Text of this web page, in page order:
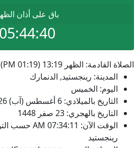
باق على أذان
05:44:40
الصلاة القادمة: الظهر 13:19 (01:19 PM)
المدينة: رينجستيد, الدنمارك
اليوم: الخميس
التاريخ بالميلادي: 6 أغسطس (آب) 2026
التاريخ بالهجري: 23 صفر 1448
الوقت الآن: 07:34:11
AM حسب
رينجستيد